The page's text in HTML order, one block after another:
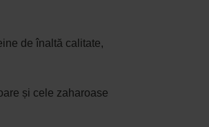
de înaltă calitate,
și cele zaharoase